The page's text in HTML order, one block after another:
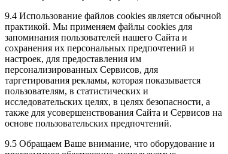
9.4 Использование файлов cookies является обычной
практикой. Мы применяем файлы cookies для
запоминания пользователей нашего Сайта и
сохранения их персональных предпочтений и
настроек, для предоставления им
персонализированных Сервисов, для
таргетирования рекламы, которая показывается
пользователям, в статистических и
исследовательских целях, в целях безопасности, а
также для усовершенствования Сайта и Сервисов на
основе пользовательских предпочтений.
9.5 Обращаем Ваше внимание, что оборудование и